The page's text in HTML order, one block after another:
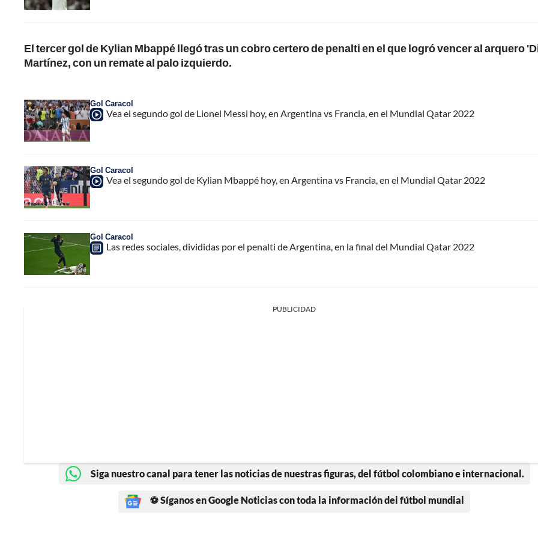
El tercer gol de Kylian Mbappé llegó tras un cobro certero de penalti en el que logró vencer al arquero
Martínez, con un remate al palo izquierdo.
Gol Caracol
Vea el segundo gol de Lionel Messi hoy, en Argentina vs Francia, en el Mundial Qatar 2022
Gol Caracol
Vea el segundo gol de Kylian Mbappé hoy, en Argentina vs Francia, en el Mundial Qatar 2022
Gol Caracol
Las redes sociales, divididas por el penalti de Argentina, en la final del Mundial Qatar 2022
PUBLICIDAD
Siga nuestro canal para tener las noticias de nuestras figuras, del fútbol colombiano e internacional.
⚽ Síganos en Google Noticias con toda la información del fútbol mundial